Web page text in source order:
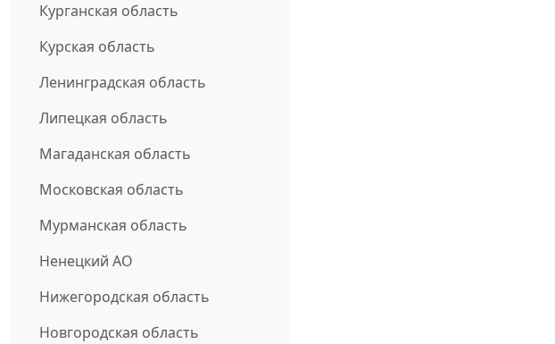
Курганская область
Курская область
Ленинградская область
Липецкая область
Магаданская область
Московская область
Мурманская область
Ненецкий АО
Нижегородская область
Новгородская область